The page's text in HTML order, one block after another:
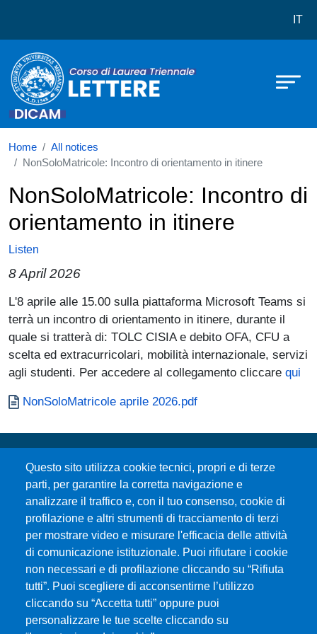
IT
Home
All notices
NonSoloMatricole: Incontro di orientamento in itinere
NonSoloMatricole: Incontro di
orientamento in itinere
Listen
8 April 2026
Paragrafo
L'8 aprile alle 15.00 sulla piattaforma Microsoft Teams si
terrà un incontro di orientamento in itinere, durante il
quale si tratterà di: TOLC CISIA e debito OFA, CFU a
scelta ed extracurricolari, mobilità internazionale, servizi
agli studenti. Per accedere al collegamento cliccare qui
Documento
NonSoloMatricole aprile 2026.pdf
Questo sito utilizza cookie tecnici, propri e di terze
parti, per garantire la corretta navigazione e
analizzare il traffico e, con il tuo consenso, cookie di
profilazione e altri strumenti di tracciamento di terzi
per mostrare video e misurare l'efficacia delle attività
di comunicazione istituzionale. Puoi rifiutare i cookie
non necessari e di profilazione cliccando su “Rifiuta
tutti”. Puoi scegliere di acconsentirne l’utilizzo
cliccando su “Accetta tutti” oppure puoi
personalizzare le tue scelte cliccando su
Università degli Studi di Messina
Piazza Pugliatti, 1 - 98122 Messina
Cod. Fiscale 80004070837
P.IVA 00724160833
Centralino: 090 676 1